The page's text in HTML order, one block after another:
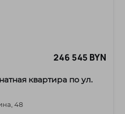
246 545 BYN
квартира по ул.
48